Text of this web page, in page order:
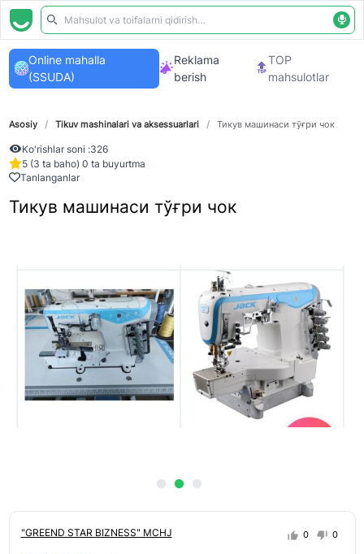
Online mahalla
(SSUDA)
Reklama
berish
TOP
mahsulotlar
Asosiy / Tikuv mashinalari va aksessuarlari / Тикув машинаси тўғри чок
Ko'rishlar soni :326
5 (3 ta baho) 0 ta buyurtma
Tanlanganlar
Тикув машинаси тўғри чок
"GREEND STAR BIZNESS" MCHJ 0 0